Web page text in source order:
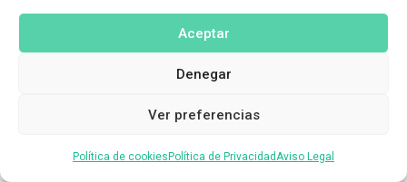
Aceptar
Denegar
Ver preferencias
Política de cookies Política de PrivacidadAviso Legal